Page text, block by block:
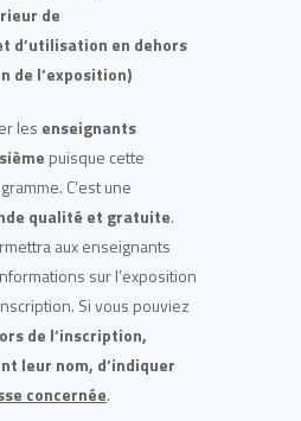
de
d’utilisation en dehors
de l’exposition)
les enseignants
puisque cette
C’est une
qualité et gratuite.
aux enseignants
sur l’exposition
Si vous pouviez
de l’inscription,
leur nom, d’indiquer
concernée.